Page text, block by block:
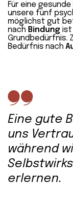
Für eine
unsere fünf
möglichst gut
nach Bindung ist
Grundbedürfnis.
Bedürfnis nach
Eine gute
uns
während
erlernen.